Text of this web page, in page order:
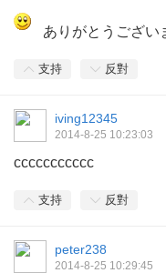
ありがとうござい
支持 反對
iving12345
2014-8-25 10:23:03
ccccccccccc
支持 反對
peter238
2014-8-25 10:29:45